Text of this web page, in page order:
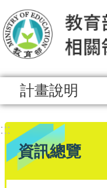
跳到主要內容區塊
計畫說明
:::
資訊總覽